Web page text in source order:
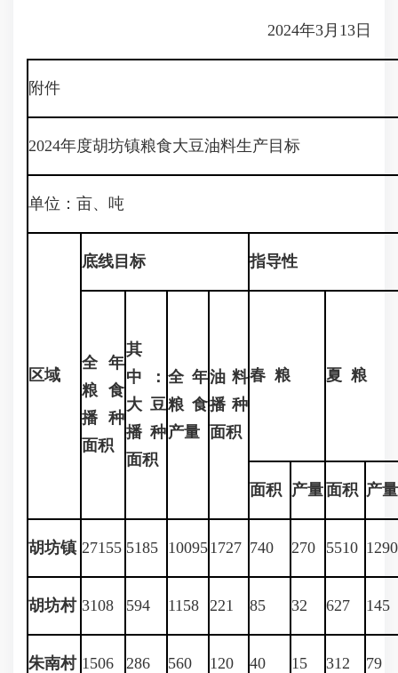
2024年3月13日
附件
2024年度胡坊镇粮食大豆油料生产目标
单位：亩、吨
区域
底线目标 指导性
全年
粮 食
播种
面积
其
中：
大豆
播种
面积
全年
粮食
产量
油料
播种
面积
春 粮 夏 粮
面积 产量 面积 产量
胡坊镇 27155 5185 100951727 740 270 5510 1290
胡坊村 3108 594 1158 221 85 32 627 145
朱南村 1506 286 560 120 40 15 312 79